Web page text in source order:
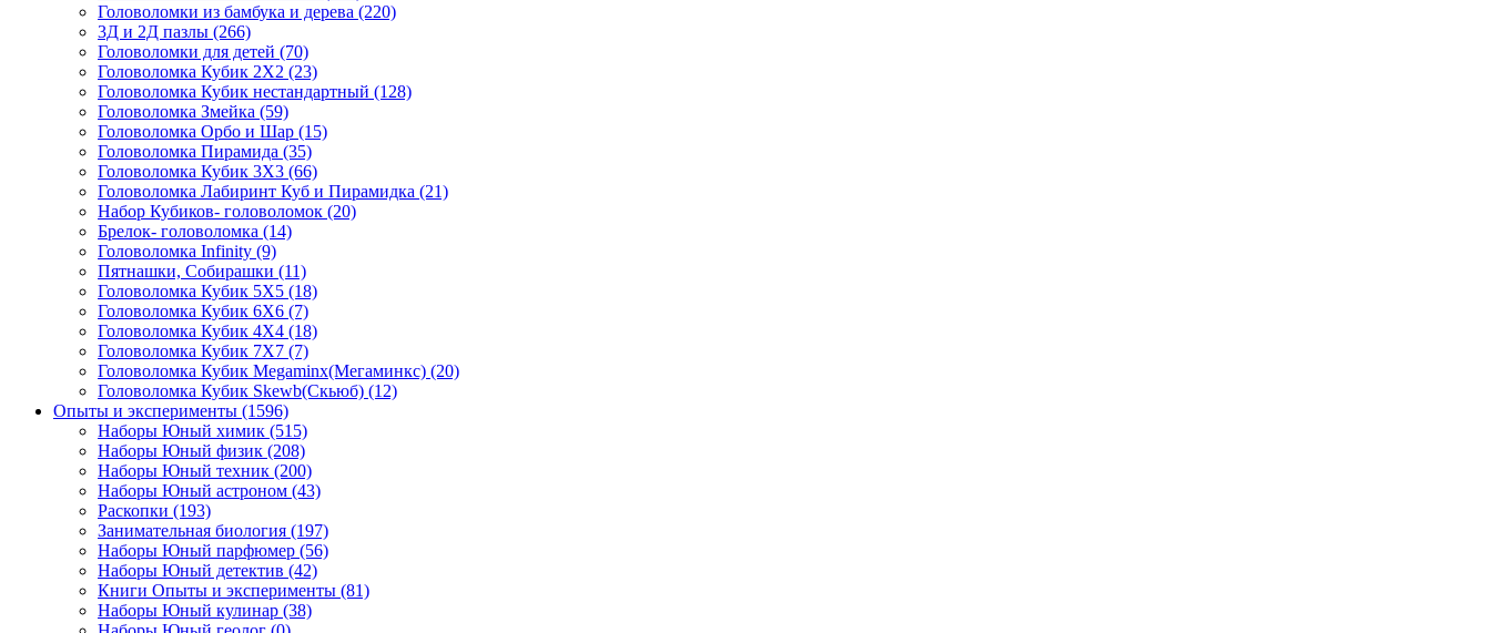
Головоломки из бамбука и дерева (220)
3Д и 2Д пазлы (266)
Головоломки для детей (70)
Головоломка Кубик 2Х2 (23)
Головоломка Кубик нестандартный (128)
Головоломка Змейка (59)
Головоломка Орбо и Шар (15)
Головоломка Пирамида (35)
Головоломка Кубик 3Х3 (66)
Головоломка Лабиринт Куб и Пирамидка (21)
Набор Кубиков- головоломок (20)
Брелок- головоломка (14)
Головоломка Infinity (9)
Пятнашки, Собирашки (11)
Головоломка Кубик 5Х5 (18)
Головоломка Кубик 6Х6 (7)
Головоломка Кубик 4Х4 (18)
Головоломка Кубик 7Х7 (7)
Головоломка Кубик Megaminx(Мегаминкс) (20)
Головоломка Кубик Skewb(Скьюб) (12)
Опыты и эксперименты (1596)
Наборы Юный химик (515)
Наборы Юный физик (208)
Наборы Юный техник (200)
Наборы Юный астроном (43)
Раскопки (193)
Занимательная биология (197)
Наборы Юный парфюмер (56)
Наборы Юный детектив (42)
Книги Опыты и эксперименты (81)
Наборы Юный кулинар (38)